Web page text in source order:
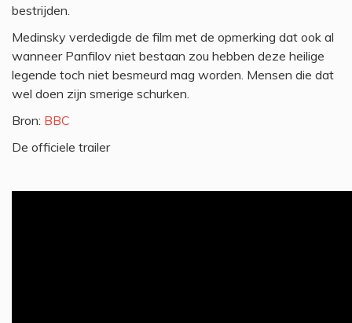
bestrijden.
Medinsky verdedigde de film met de opmerking dat ook al
wanneer Panfilov niet bestaan zou hebben deze heilige
legende toch niet besmeurd mag worden. Mensen die dat
wel doen zijn smerige schurken.
Bron: BBC
De officiele trailer